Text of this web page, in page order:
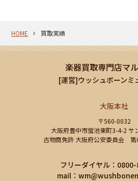
HOME 買取実績
楽器買取専門店マ
[運営]ウッシュボーンミ
大阪本社
〒560-0032
大阪府豊中市蛍池東町3-4-2 サ
古物商免許 大阪府公安委員会
フリーダイヤル：
mail：